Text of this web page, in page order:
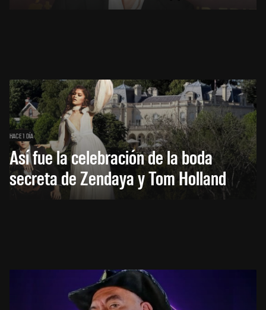
HACE 1 DÍA
Así fue la celebración de la boda
secreta de Zendaya y Tom Holland